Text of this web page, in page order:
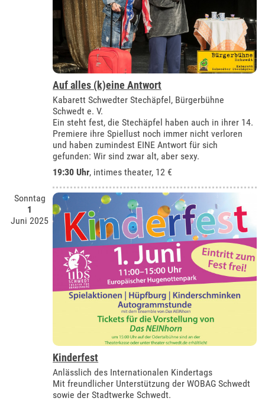
Auf alles (k)eine Antwort
Kabarett Schwedter Stechäpfel, Bürgerbühne
Schwedt e. V.
Ein steht fest, die Stechäpfel haben auch in ihrer 14.
Premiere ihre Spiellust noch immer nicht verloren
und haben zumindest EINE Antwort für sich
gefunden: Wir sind zwar alt, aber sexy.
19:30 Uhr, intimes theater, 12 €
Sonntag
1
Juni 2025
Kinderfest
Anlässlich des Internationalen Kindertags
Mit freundlicher Unterstützung der WOBAG Schwedt
sowie der Stadtwerke Schwedt.